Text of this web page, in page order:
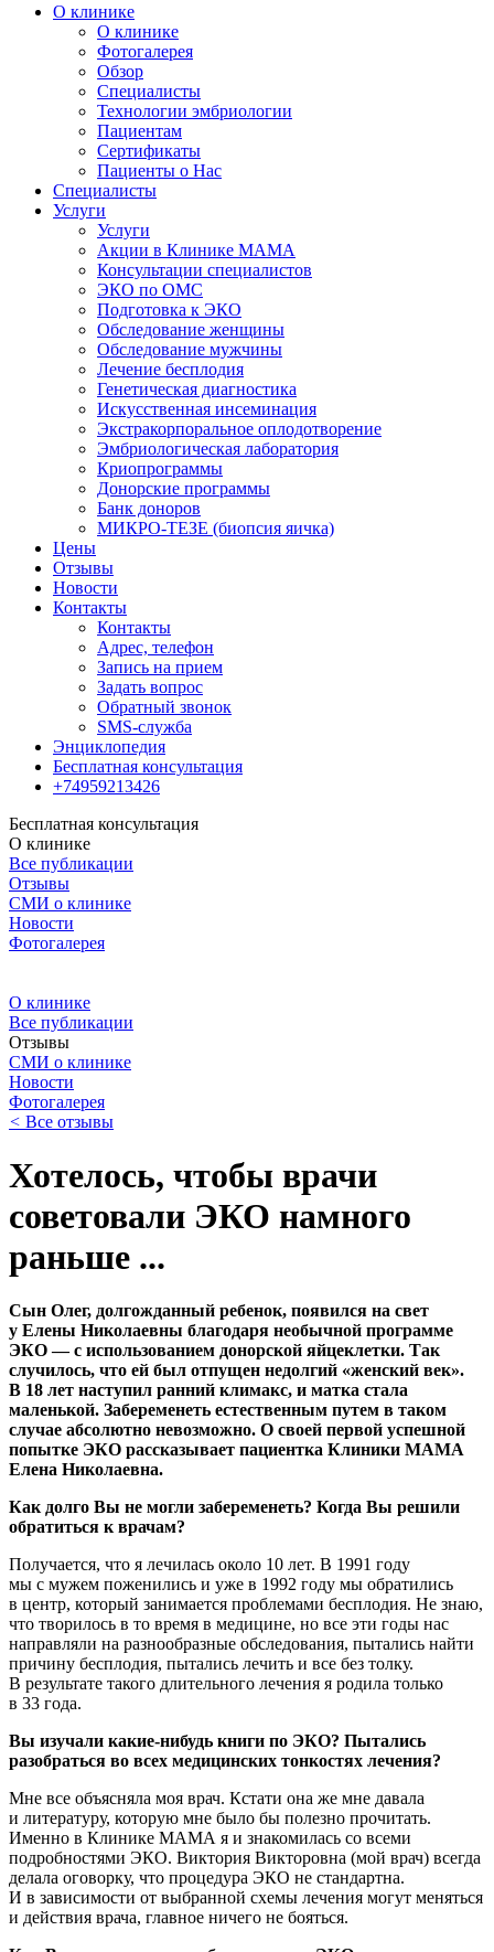
О клинике
О клинике
Фотогалерея
Обзор
Специалисты
Технологии эмбриологии
Пациентам
Сертификаты
Пациенты о Нас
Специалисты
Услуги
Услуги
Акции в Клинике МАМА
Консультации специалистов
ЭКО по ОМС
Подготовка к ЭКО
Обследование женщины
Обследование мужчины
Лечение бесплодия
Генетическая диагностика
Искусственная инсеминация
Экстракорпоральное оплодотворение
Эмбриологическая лаборатория
Криопрограммы
Донорские программы
Банк доноров
МИКРО-ТЕЗЕ (биопсия яичка)
Цены
Отзывы
Новости
Контакты
Контакты
Адрес, телефон
Запись на прием
Задать вопрос
Обратный звонок
SMS-служба
Энциклопедия
Бесплатная консультация
+74959213426
Бесплатная консультация
О клинике
Все публикации
Отзывы
СМИ о клинике
Новости
Фотогалерея
О клинике
Все публикации
Отзывы
СМИ о клинике
Новости
Фотогалерея
< Все отзывы
Хотелось, чтобы врачи
советовали ЭКО намного
раньше ...
Сын Олег, долгожданный ребенок, появился на свет
у Елены Николаевны благодаря необычной программе
ЭКО — с использованием донорской яйцеклетки. Так
случилось, что ей был отпущен недолгий «женский век».
В 18 лет наступил ранний климакс, и матка стала
маленькой. Забеременеть естественным путем в таком
случае абсолютно невозможно. О своей первой успешной
попытке ЭКО рассказывает пациентка Клиники МАМА
Елена Николаевна.
Как долго Вы не могли забеременеть? Когда Вы решили
обратиться к врачам?
Получается, что я лечилась около 10 лет. В 1991 году
мы с мужем поженились и уже в 1992 году мы обратились
в центр, который занимается проблемами бесплодия. Не знаю,
что творилось в то время в медицине, но все эти годы нас
направляли на разнообразные обследования, пытались найти
причину бесплодия, пытались лечить и все без толку.
В результате такого длительного лечения я родила только
в 33 года.
Вы изучали какие-нибудь книги по ЭКО? Пытались
разобраться во всех медицинских тонкостях лечения?
Мне все объясняла моя врач. Кстати она же мне давала
и литературу, которую мне было бы полезно прочитать.
Именно в Клинике МАМА я и знакомилась со всеми
подробностями ЭКО. Виктория Викторовна (мой врач) всегда
делала оговорку, что процедура ЭКО не стандартна.
И в зависимости от выбранной схемы лечения могут меняться
и действия врача, главное ничего не бояться.